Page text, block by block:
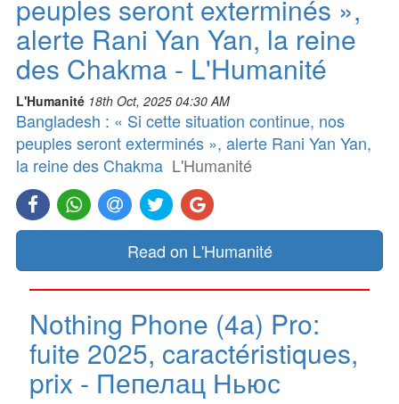
peuples seront exterminés »,
alerte Rani Yan Yan, la reine
des Chakma - L'Humanité
L'Humanité 18th Oct, 2025 04:30 AM
Bangladesh : « Si cette situation continue, nos
peuples seront exterminés », alerte Rani Yan Yan,
la reine des Chakma L'Humanité
Read on L'Humanité
Nothing Phone (4a) Pro:
fuite 2025, caractéristiques,
prix - Пепелац Ньюс